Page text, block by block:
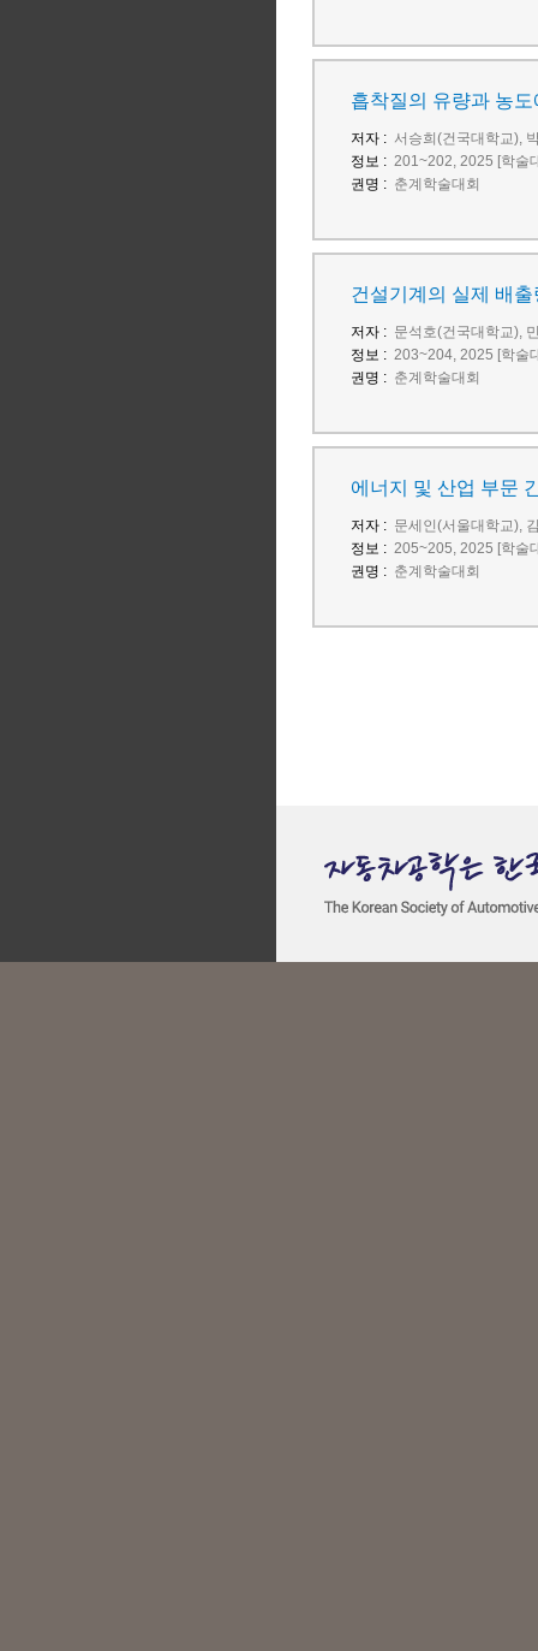
흡착질의 유량과 농
저자 : 서승희(건국대학교),
정보 : 201~202, 2025 [학술
권명 : 춘계학술대회
건설기계의 실제 배
저자 : 문석호(건국대학교),
정보 : 203~204, 2025 [학술
권명 : 춘계학술대회
에너지 및 산업 부문
저자 : 문세인(서울대학교),
정보 : 205~205, 2025 [학술
권명 : 춘계학술대회